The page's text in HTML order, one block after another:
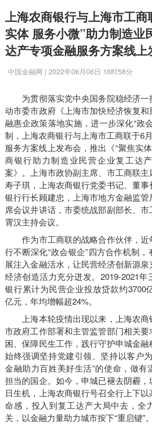
上海农商银行与上海市工商
实体 服务小微”助力制造业
达产专项金融服务方案线上
中国金融网 | 2022年06月06日 16时58分
为贯彻落实党中央国务院稳经济一
动市委市政府《上海市加快经济恢复
融惠企政策落地实施，进一步深化“政
制，上海农商银行与上海市工商联于6
服务方案线上发布会，推出《“聚焦实
商银行助力制造业民营企业复工达
案》。上海市政协副主席、市工商联
寿子琪，上海农商银行党委书记、董
银行行长顾建忠，上海市地方金融监
席会议并讲话，市委统战部副部长、
霄汉主持会议。
作为市工商联的战略合作伙伴，近
行不断深化“政会银企”四方合作机制
展注入金融活水，让民营经济创新源
经济创造活力充分迸发。2019-2021
银行累计为民营企业投放贷款约3700
亿元，年均增幅超24%。
上海本轮疫情出现以来，上海农商
市政府工作部署和主管监管部门相关
困、保障民生工作，践行守护申城金融
始终强调坚持党建引领、坚持以客户
金融助力百姓美好生活”的使命，做有
担当的国企。如今，申城已褪去阴霾
日生机，上海农商银行号召全行上下
命感，投入到复工达产大局中去，全
关，以金融力量助力城市按下“重启键”。